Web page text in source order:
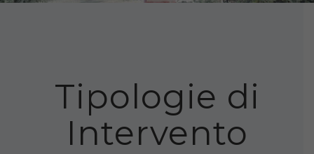
Tipologie di
Intervento